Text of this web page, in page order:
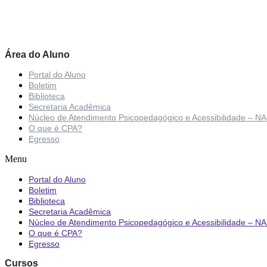
Área do Aluno
Portal do Aluno
Boletim
Biblioteca
Secretaria Acadêmica
Núcleo de Atendimento Psicopedagógico e Acessibilidade –
O que é CPA?
Egresso
Menu
Portal do Aluno
Boletim
Biblioteca
Secretaria Acadêmica
Núcleo de Atendimento Psicopedagógico e Acessibilidade –
O que é CPA?
Egresso
Cursos